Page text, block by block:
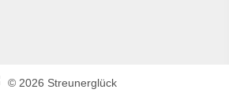
© 2026 Streunerglück